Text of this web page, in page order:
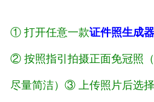
① 打开任意一款证件照生成
② 按照指引拍摄正面免冠照
尽量简洁） ③ 上传照片后选